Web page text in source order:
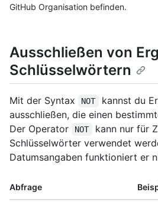
GitHub Organisation befinden.
Ausschließen von
Schlüsselwörtern
Mit der Syntax NOT
kannst du
ausschließen, die einen
Der Operator
NOT
kann nur für
Schlüsselwörter verwendet
Datumsangaben funktioniert er
Abfrage